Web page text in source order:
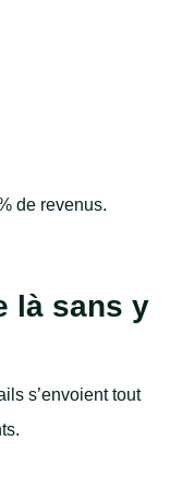
de revenus.
là sans y
s’envoient tout